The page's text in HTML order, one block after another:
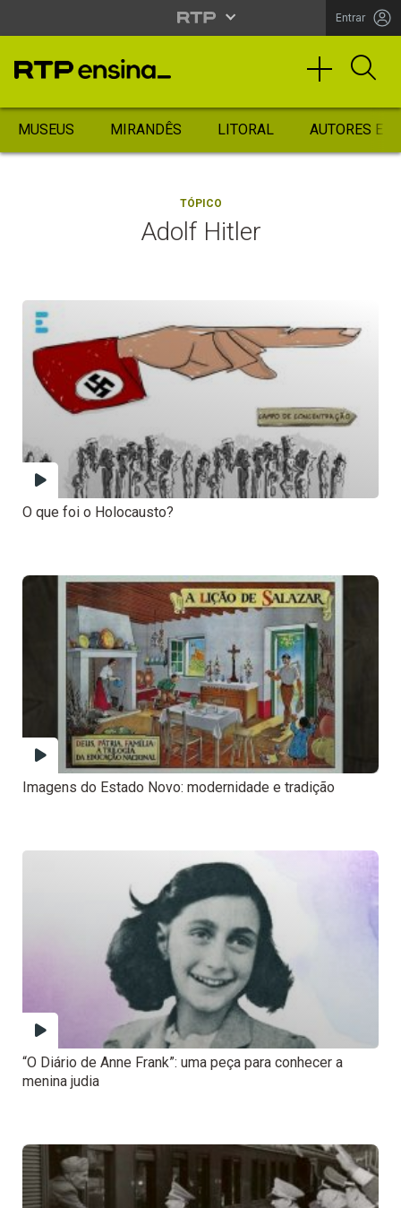
Entrar
MUSEUS MIRANDÊS LITORAL AUTORES
TÓPICO
Adolf Hitler
O que foi o Holocausto?
Imagens do Estado Novo: modernidade e tradição
“O Diário de Anne Frank”: uma peça para conhecer a
menina judia